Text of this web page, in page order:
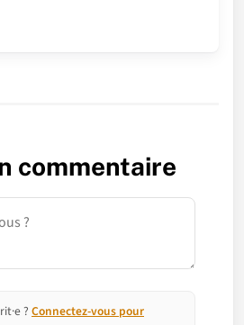
commentaire
? Connectez-vous pour